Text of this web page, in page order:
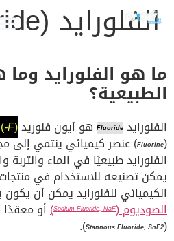
الفلورايد (Fluoride):
ما هو الفلورايد
الطبيعية؟
الفلورايد Fluoride هو أيون فلوريد(
F-
)
(
Fluorine) عنصر كيميائي ينتمي إلى
الفلورايد طبيعيًا في الماء
يمكن تصنيعه للاستخدام في منتجات
الكيميائي للفلورايد يمكن أن
الصوديوم (Sodium Fluoride, NaF
)أو معقدًا
(
Stannous Fluoride, SnF2
).